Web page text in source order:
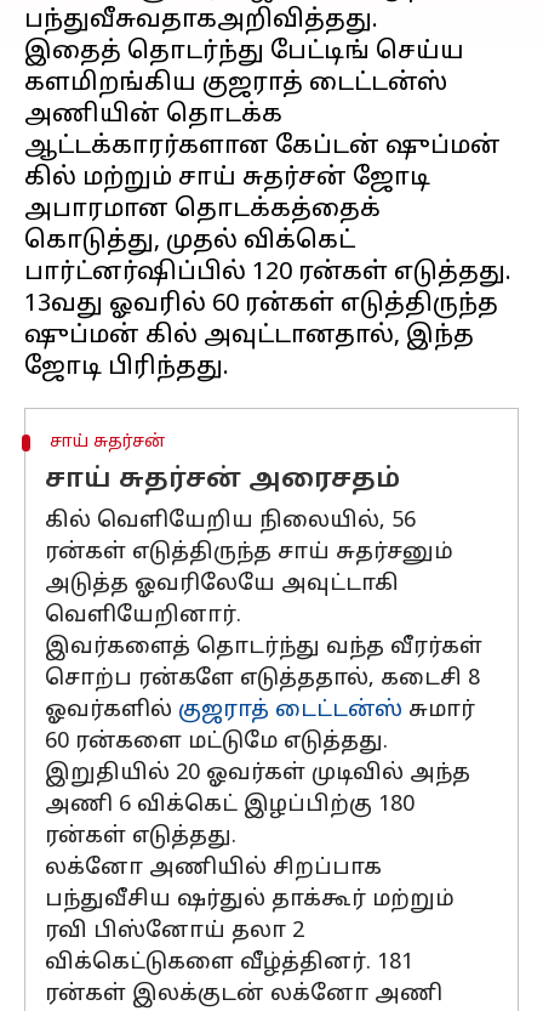
பந்துவீசுவதாகஅறிவித்தது.
இதைத் தொடர்ந்து பேட்டிங் செய்ய
களமிறங்கிய குஜராத் டைட்டன்ஸ்
அணியின் தொடக்க
ஆட்டக்காரர்களான கேப்டன் ஷுப்மன்
கில் மற்றும் சாய் சுதர்சன் ஜோடி
அபாரமான தொடக்கத்தைக்
கொடுத்து, முதல் விக்கெட்
பார்ட்னர்ஷிப்பில் 120 ரன்கள் எடுத்தது.
13வது ஓவரில் 60 ரன்கள் எடுத்திருந்த
ஷுப்மன் கில் அவுட்டானதால், இந்த
சாய் சுதர்சன்
சாய் சுதர்சன் அரைசதம்
கில் வெளியேறிய நிலையில், 56
ரன்கள் எடுத்திருந்த சாய் சுதர்சனும்
அடுத்த ஓவரிலேயே அவுட்டாகி
வெளியேறினார்.
இவர்களைத் தொடர்ந்து வந்த வீரர்கள்
சொற்ப ரன்களே எடுத்ததால், கடைசி 8
ஓவர்களில் குஜராத் டைட்டன்ஸ் சுமார்
60 ரன்களை மட்டுமே எடுத்தது.
இறுதியில் 20 ஓவர்கள் முடிவில் அந்த
அணி 6 விக்கெட் இழப்பிற்கு 180
ரன்கள் எடுத்தது.
லக்னோ அணியில் சிறப்பாக
பந்துவீசிய ஷர்துல் தாக்கூர் மற்றும்
ரவி பிஸ்னோய் தலா 2
விக்கெட்டுகளை வீழ்த்தினர். 181
ரன்கள் இலக்குடன் லக்னோ அணி